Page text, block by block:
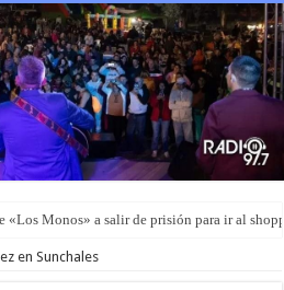
«Los Monos» a salir de prisión para ir al
en Sunchales